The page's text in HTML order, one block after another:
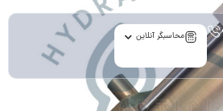
محاسبگر آنلاین